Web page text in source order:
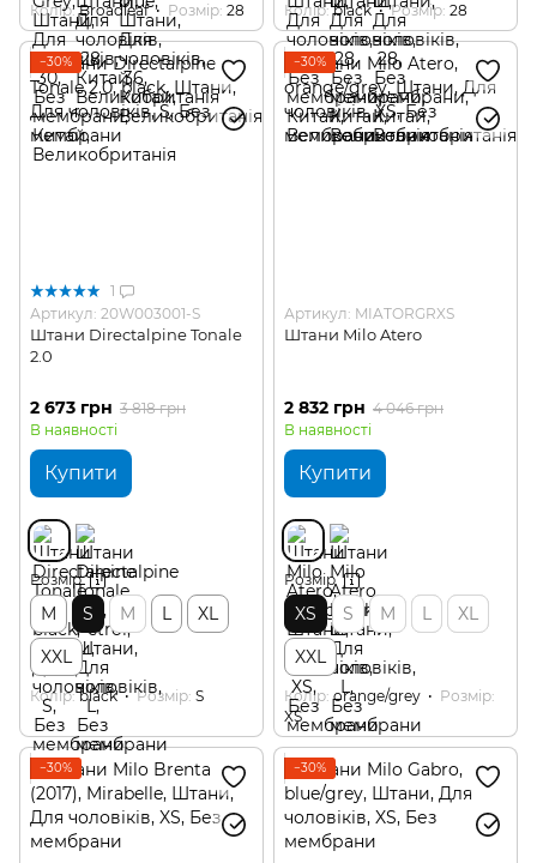
Колір Broadleaf Розмір 28 Колір black Розмір 28
−30%
1
Артикул: 20W003001-S
Штани Directalpine Tonale
2.0
2 673 грн 3 818 грн
В наявності
Купити
Розмір
М S M L
XL
XXL
Колір black Розмір S
−30%
Артикул: MIATORGRXS
Штани Milo Atero
2 832 грн 4 046 грн
В наявності
Купити
Розмір
XS S M L
XL
XXL
Колір orange/grey
Розмір
XS
−30% −30%